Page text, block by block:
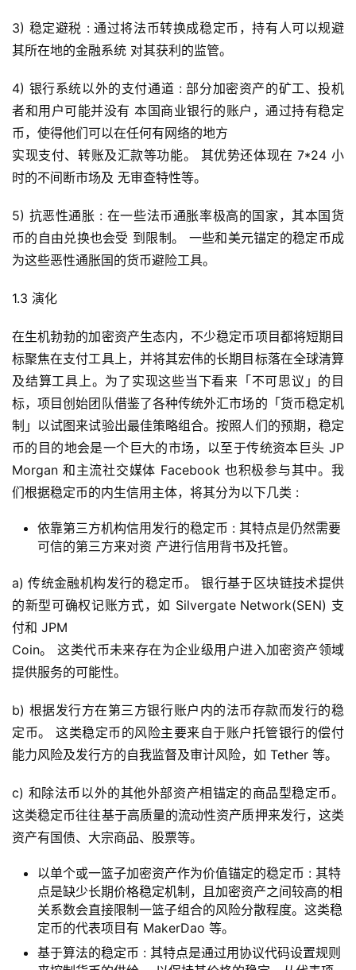
3) 稳定避税 : 通过将法币转换成稳定币，持有人可以规避
其所在地的金融系统 对其获利的监管。
4) 银行系统以外的支付通道 : 部分加密资产的矿工、投机
者和用户可能并没有 本国商业银行的账户，通过持有稳定
币，使得他们可以在任何有网络的地方
实现支付、转账及汇款等功能。 其优势还体现在 7*24 小
时的不间断市场及 无审查特性等。
5) 抗恶性通胀 : 在一些法币通胀率极高的国家，其本国货
币的自由兑换也会受 到限制。 一些和美元锚定的稳定币成
为这些恶性通胀国的货币避险工具。
1.3 演化
在生机勃勃的加密资产生态内，不少稳定币项目都将短期目
标聚焦在支付工具上，并将其宏伟的长期目标落在全球清算
及结算工具上。为了实现这些当下看来「不可思议」的目
标，项目创始团队借鉴了各种传统外汇市场的「货币稳定机
制」以试图来试验出最佳策略组合。按照人们的预期，稳定
币的目的地会是一个巨大的市场，以至于传统资本巨头 JP
Morgan 和主流社交媒体 Facebook 也积极参与其中。我
们根据稳定币的内生信用主体，将其分为以下几类 :
依靠第三方机构信用发行的稳定币 : 其特点是仍然需要
可信的第三方来对资 产进行信用背书及托管。
a) 传统金融机构发行的稳定币。 银行基于区块链技术提供
的新型可确权记账方式，如 Silvergate Network(SEN) 支
付和 JPM
Coin。 这类代币未来存在为企业级用户进入加密资产领域
提供服务的可能性。
b) 根据发行方在第三方银行账户内的法币存款而发行的稳
定币。 这类稳定币的风险主要来自于账户托管银行的偿付
能力风险及发行方的自我监督及审计风险，如 Tether 等。
c) 和除法币以外的其他外部资产相锚定的商品型稳定币。
这类稳定币往往基于高质量的流动性资产质押来发行，这类
资产有国债、大宗商品、股票等。
以单个或一篮子加密资产作为价值锚定的稳定币 : 其特
点是缺少长期价格稳定机制，且加密资产之间较高的相
关系数会直接限制一篮子组合的风险分散程度。这类稳
定币的代表项目有 MakerDao 等。
基于算法的稳定币 : 其特点是通过用协议代码设置规则